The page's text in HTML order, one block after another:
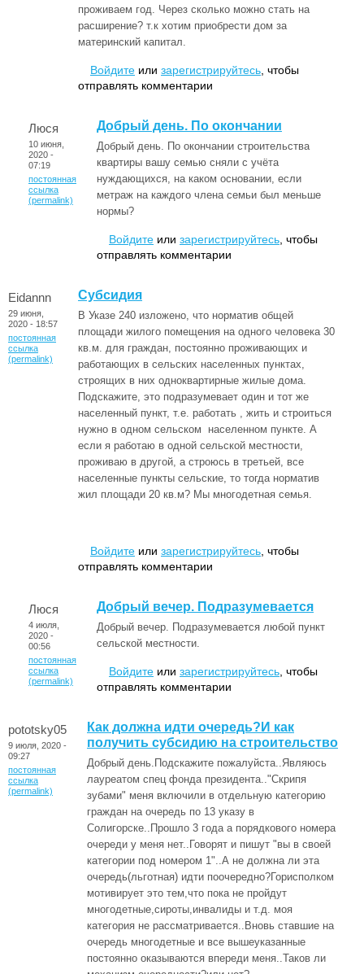
проживаем год. Через сколько можно стать на
расширение? т.к хотим приобрести дом за
материнский капитал.
Войдите или зарегистрируйтесь , чтобы
отправлять комментарии
Люся
10 июня,
2020 -
07:19
постоянная
ссылка
(permalink)
Добрый день. По окончании
Добрый день. По окончании строительства
квартиры вашу семью сняли с учёта
нуждающихся, на каком основании, если
метраж на каждого члена семьи был меньше
нормы?
Войдите или зарегистрируйтесь , чтобы
отправлять комментарии
Eidannn
29 июня,
2020 - 18:57
постоянная
ссылка
(permalink)
Субсидия
В Указе 240 изложено, что норматив общей
площади жилого помещения на одного человека 30
кв.м. для граждан, постоянно проживающих и
работающих в сельских населенных пунктах,
строящих в них одноквартирные жилые дома.
Подскажите, это подразумевает один и тот же
населенный пункт, т.е. работать , жить и строиться
нужно в одном сельском населенном пункте. А
если я работаю в одной сельской местности,
проживаю в другой, а строюсь в третьей, все
населенные пункты сельские, то тогда норматив
жил площади 20 кв.м? Мы многодетная семья.
Войдите или зарегистрируйтесь , чтобы
отправлять комментарии
Люся
4 июля,
2020 -
00:56
постоянная
ссылка
(permalink)
Добрый вечер. Подразумевается
Добрый вечер. Подразумевается любой пункт
сельской местности.
Войдите или зарегистрируйтесь , чтобы
отправлять комментарии
pototsky05
9 июля, 2020 -
09:27
постоянная
ссылка
(permalink)
Как должна идти очередь?И как
получить субсидию на строительство
Добрый день.Подскажите пожалуйста..Являюсь
лауреатом спец фонда президента.."Скрипя
зубами" меня включили в отдельную категорию
граждан на очередь по 13 указу в
Солигорске..Прошло 3 года а порядкового номера
очереди у меня нет..Говорят и пишут "вы в своей
категории под номером 1"..А не должна ли эта
очередь(льготная) идти поочередно?Горисполком
мотивирует это тем,что пока не пройдут
многодетные,сироты,инвалиды и т.д. моя
категория не рассматривается..Вновь ставшие на
очередь многодетные и все вышеуказанные
постоянно оказываются впереди меня..Таков ли